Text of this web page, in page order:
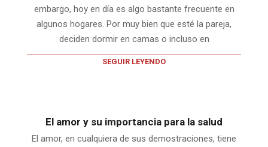
embargo, hoy en día es algo bastante frecuente en
algunos hogares. Por muy bien que esté la pareja,
deciden dormir en camas o incluso en
SEGUIR LEYENDO
El amor y su importancia para la salud
El amor, en cualquiera de sus demostraciones, tiene